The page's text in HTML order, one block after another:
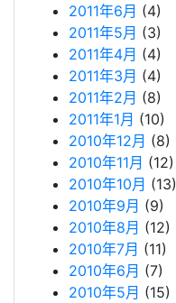
2011年6月 (4)
2011年5月 (3)
2011年4月 (4)
2011年3月 (4)
2011年2月 (8)
2011年1月 (10)
2010年12月 (8)
2010年11月 (12)
2010年10月 (13)
2010年9月 (9)
2010年8月 (12)
2010年7月 (11)
2010年6月 (7)
2010年5月 (15)